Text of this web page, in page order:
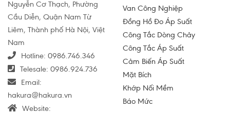
Nguyễn Cơ Thạch, Phường
Cầu Diễn, Quận Nam Từ
Liêm, Thành phố Hà Nội, Việt
Nam
Hotline: 0986.746.346
Telesale: 0986.924.736
Email:
hakura@hakura.vn
Website:
Van Công Nghiệp
Đồng Hồ Đo Áp Suất
Công Tắc Dòng Chảy
Công Tắc Áp Suất
Cảm Biến Áp Suất
Mặt Bích
Khớp Nối Mềm
Báo Mức